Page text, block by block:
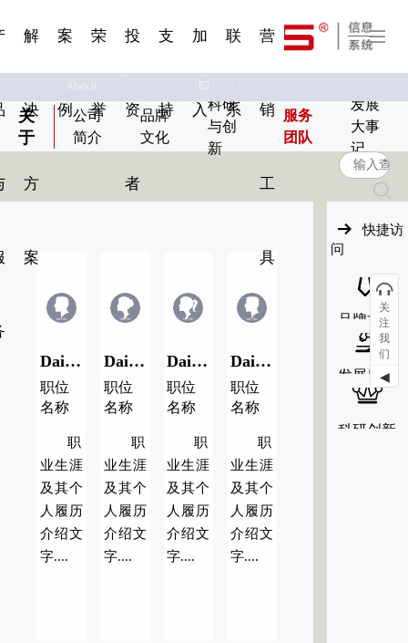
解
决
方
案
案
例
荣
誉
投
资
者
支
持
加
入
联
系
营
销
工
具
关
于
公司
简介
品牌
文化
科研
与创
新
服务
团队
发展
大事
记
Dai Name/代用名08
职位
名称
职
业生涯
及其个
人履历
介绍文
字....
Dai Name/代用名07
职位
名称
职
业生涯
及其个
人履历
介绍文
字....
Dai Name/代用名06
职位
名称
职
业生涯
及其个
人履历
介绍文
字....
Dai Name/代用名05
职位
名称
职
业生涯
及其个
人履历
介绍文
字....
快捷访
问
品牌文化
发展历程
科研创新
关
注
我
们
◀